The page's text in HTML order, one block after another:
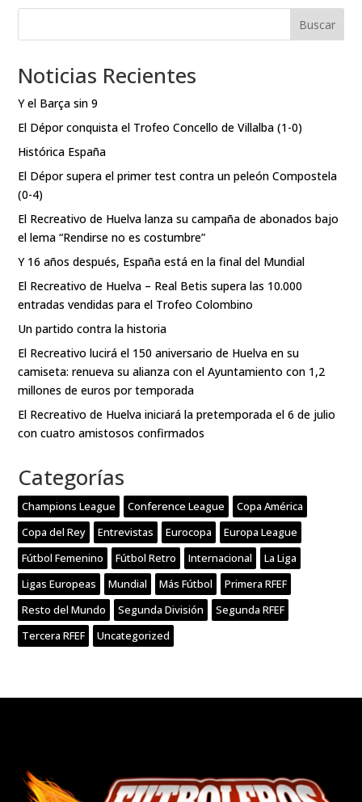
Buscar
Noticias Recientes
Y el Barça sin 9
El Dépor conquista el Trofeo Concello de Villalba (1-0)
Histórica España
El Dépor supera el primer test contra un peleón Compostela
(0-4)
El Recreativo de Huelva lanza su campaña de abonados bajo
el lema “Rendirse no es costumbre”
Y 16 años después, España está en la final del Mundial
El Recreativo de Huelva – Real Betis supera las 10.000
entradas vendidas para el Trofeo Colombino
Un partido contra la historia
El Recreativo lucirá el 150 aniversario de Huelva en su
camiseta: renueva su alianza con el Ayuntamiento con 1,2
millones de euros por temporada
El Recreativo de Huelva iniciará la pretemporada el 6 de julio
con cuatro amistosos confirmados
Categorías
Champions League Conference League
Copa América
Copa del Rey
Entrevistas Eurocopa
Europa League
Fútbol Femenino
Fútbol Retro Internacional
La Liga
Ligas Europeas
Mundial Más Fútbol
Primera RFEF
Resto del Mundo
Segunda División
Segunda RFEF
Tercera RFEF
Uncategorized